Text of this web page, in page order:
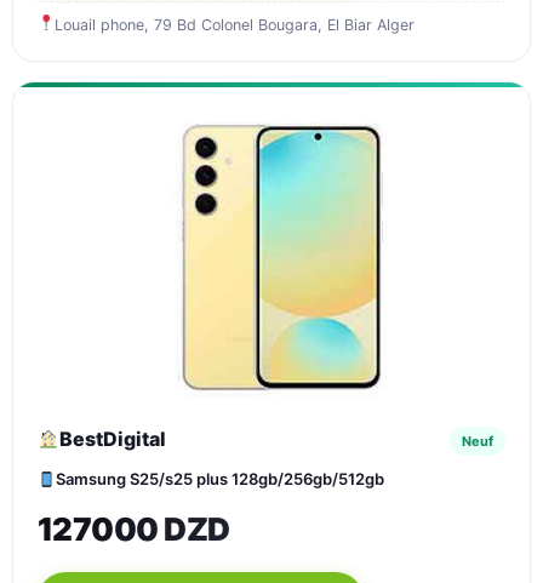
Louail phone, 79 Bd Colonel Bougara, El Biar Alger
BestDigital Neuf
Samsung S25/s25 plus 128gb/256gb/512gb
127000 DZD